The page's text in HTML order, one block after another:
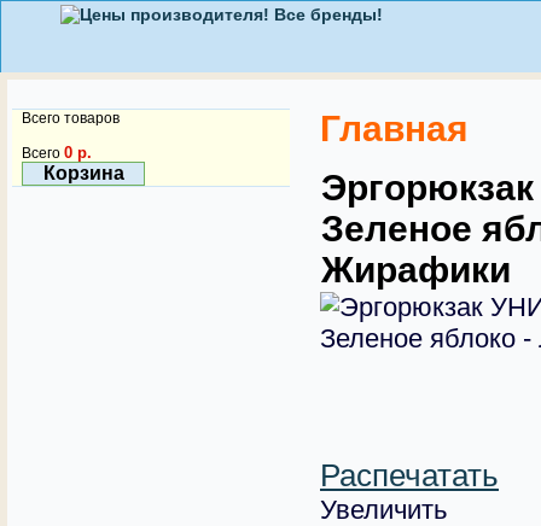
Всего товаров
Всего 0 р.
Корзина
Главная
Зеленое
Жирафики
Распечатать
Увеличить